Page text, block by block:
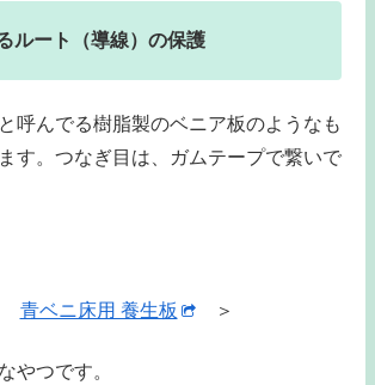
ルート（導線）の保護
と呼んでる樹脂製のベニア板のようなも
す。つなぎ目は、ガムテープで繋いで
青ベニ床用 養生板 ＞
やつです。